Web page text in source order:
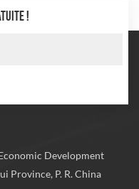
!
Development
Province, P. R. China